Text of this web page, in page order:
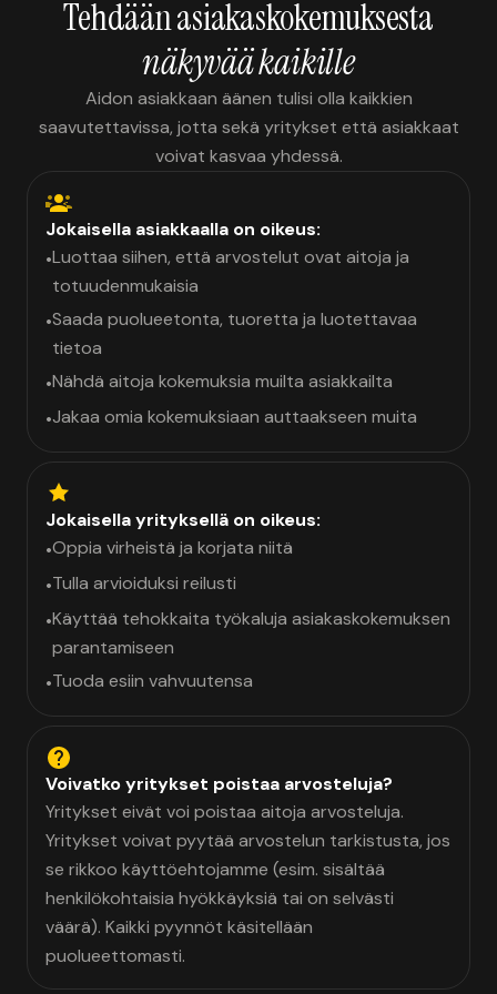
Tehdään asiakaskokemuksesta
näkyvää kaikille
Aidon asiakkaan äänen tulisi olla kaikkien
saavutettavissa, jotta sekä yritykset että asiakkaat
voivat kasvaa yhdessä.
Jokaisella asiakkaalla on oikeus:
•Luottaa siihen, että arvostelut ovat aitoja ja
totuudenmukaisia
•Saada puolueetonta, tuoretta ja luotettavaa
tietoa
•Nähdä aitoja kokemuksia muilta asiakkailta
•Jakaa omia kokemuksiaan auttaakseen muita
Jokaisella yrityksellä on oikeus:
•Oppia virheistä ja korjata niitä
•Tulla arvioiduksi reilusti
•Käyttää tehokkaita työkaluja asiakaskokemuksen
parantamiseen
•Tuoda esiin vahvuutensa
Voivatko yritykset poistaa arvosteluja?
Yritykset eivät voi poistaa aitoja arvosteluja.
Yritykset voivat pyytää arvostelun tarkistusta, jos
se rikkoo käyttöehtojamme (esim. sisältää
henkilökohtaisia hyökkäyksiä tai on selvästi
väärä). Kaikki pyynnöt käsitellään
puolueettomasti.